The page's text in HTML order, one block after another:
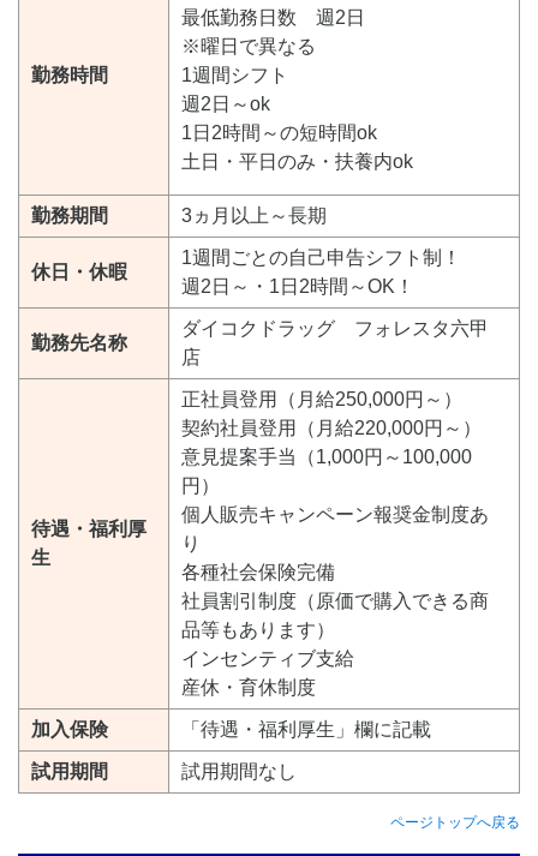
勤務時間
最低勤務日数 週2日
※曜日で異なる
1週間シフト
週2日～ok
1日2時間～の短時間ok
土日・平日のみ・扶養内ok
勤務期間 3ヵ月以上～長期
休日・休暇
1週間ごとの自己申告シフト制！
週2日～・1日2時間～OK！
勤務先名称
ダイコクドラッグ フォレスタ六甲
店
待遇・福利厚
生
正社員登用（月給250,000円～）
契約社員登用（月給220,000円～）
意見提案手当（1,000円～100,000
円）
個人販売キャンペーン報奨金制度あ
り
各種社会保険完備
社員割引制度（原価で購入できる商
品等もあります）
インセンティブ支給
産休・育休制度
加入保険 「待遇・福利厚生」欄に記載
試用期間 試用期間なし
ページトップへ戻る